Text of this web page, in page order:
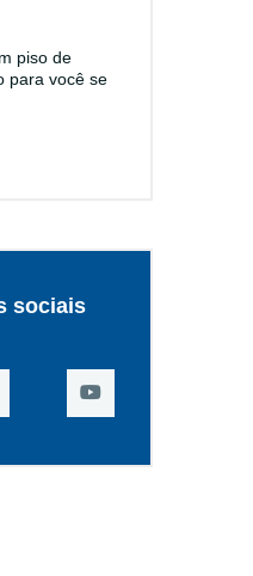
piso de
para você se
sociais